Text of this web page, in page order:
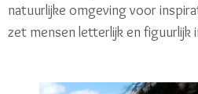
natuurlijke omgeving voor
zet mensen letterlijk en figuurlijk